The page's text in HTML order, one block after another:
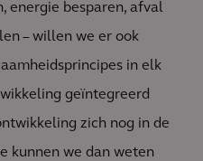
energie besparen, afval
– willen we er ook
in elk
geïntegreerd
zich nog in de
kunnen we dan weten